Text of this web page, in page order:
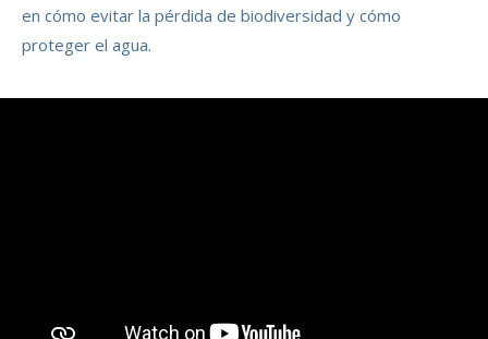
en cómo evitar la pérdida de biodiversidad y cómo
proteger el agua.